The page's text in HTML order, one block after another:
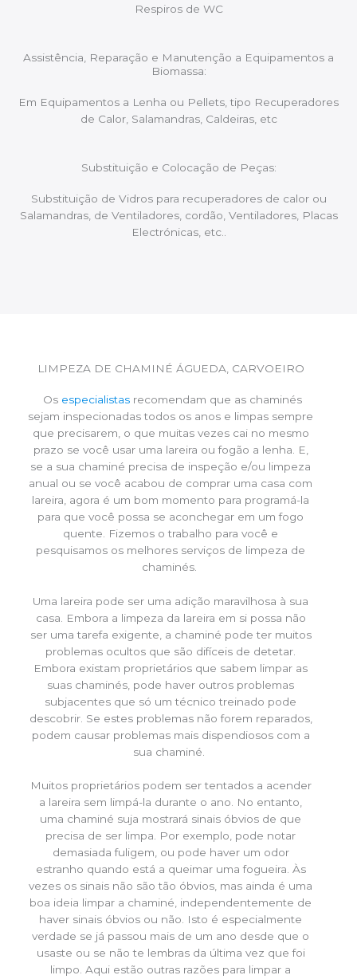
Respiros de WC
Assistência, Reparação e Manutenção a Equipamentos a
Biomassa:
Em Equipamentos a Lenha ou Pellets, tipo Recuperadores
de Calor, Salamandras, Caldeiras, etc
Substituição e Colocação de Peças:
Substituição de Vidros para recuperadores de calor ou
Salamandras, de Ventiladores, cordão, Ventiladores, Placas
Electrónicas, etc..
LIMPEZA DE CHAMINÉ ÁGUEDA, CARVOEIRO
Os especialistasrecomendam que as chaminés
sejam inspecionadas todos os anos e limpas sempre
que precisarem, o que muitas vezes cai no mesmo
prazo se você usar uma lareira ou fogão a lenha. E,
se a sua chaminé precisa de inspeção e/ou limpeza
anual ou se você acabou de comprar uma casa com
lareira, agora é um bom momento para programá-la
para que você possa se aconchegar em um fogo
quente. Fizemos o trabalho para você e
pesquisamos os melhores serviços de limpeza de
chaminés.
Uma lareira pode ser uma adição maravilhosa à sua
casa. Embora a limpeza da lareira em si possa não
ser uma tarefa exigente, a chaminé pode ter muitos
problemas ocultos que são difíceis de detetar.
Embora existam proprietários que sabem limpar as
suas chaminés, pode haver outros problemas
subjacentes que só um técnico treinado pode
descobrir. Se estes problemas não forem reparados,
podem causar problemas mais dispendiosos com a
sua chaminé.
Muitos proprietários podem ser tentados a acender
a lareira sem limpá-la durante o ano. No entanto,
uma chaminé suja mostrará sinais óbvios de que
precisa de ser limpa. Por exemplo, pode notar
demasiada fuligem, ou pode haver um odor
estranho quando está a queimar uma fogueira. Às
vezes os sinais não são tão óbvios, mas ainda é uma
boa ideia limpar a chaminé, independentemente de
haver sinais óbvios ou não. Isto é especialmente
verdade se já passou mais de um ano desde que o
usaste ou se não te lembras da última vez que foi
limpo. Aqui estão outras razões para limpar a